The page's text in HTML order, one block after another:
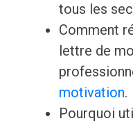
tous les
Comment
lettre de
motivation.
Pourquoi